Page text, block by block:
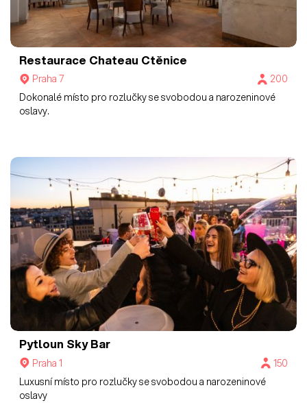
Restaurace Chateau Ctěnice
Praha 7
200
Dokonalé místo pro rozlučky se svobodou a narozeninové
oslavy.
Pytloun Sky Bar
Praha 1
150
Luxusní místo pro rozlučky se svobodou a narozeninové
oslavy